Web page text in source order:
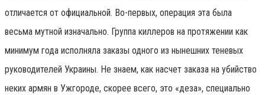
отличается от официальной. Во-первых, операция эта была
весьма мутной изначально. Группа киллеров на протяжении как
минимум года исполняла заказы одного из нынешних теневых
руководителей Украины. Не знаем, как насчет заказа на убийство
неких армян в Ужгороде, скорее всего, это «деза», специально